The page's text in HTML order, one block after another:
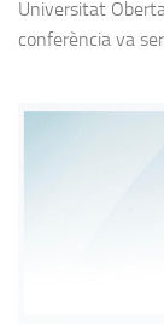
Universitat
conferència va ser